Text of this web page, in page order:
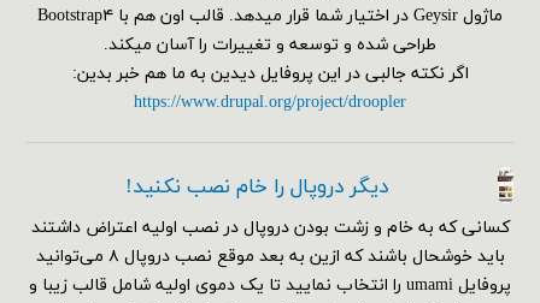
ماژول Geysir در اختیار شما قرار میدهد. قالب اون هم با Bootstrap۴
طراحی شده و توسعه و تغییرات را آسان میکند.
اگر نکته جالبی در این پروفایل دیدین به ما هم خبر بدین:
https://www.drupal.org/project/droopler
دیگر دروپال را خام نصب نکنید!
کسانی که به خام و زشت بودن دروپال در نصب اولیه اعتراض داشتند
باید خوشحال باشند که ازین به بعد موقع نصب دروپال ۸ می‌توانید
پروفایل umami را انتخاب نمایید تا یک دموی اولیه شامل قالب زیبا و